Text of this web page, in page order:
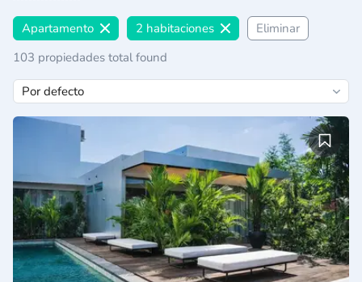
Apartamento 2 habitaciones
Eliminar
103 propiedades total found